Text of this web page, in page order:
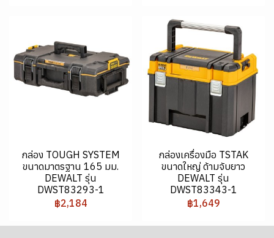
กล่อง TOUGH SYSTEM
ขนาดมาตรฐาน 165 มม.
DEWALT รุ่น
DWST83293-1
฿2,184
กล่องเครื่องมือ TSTAK
ขนาดใหญ่ ด้ามจับยาว
DEWALT รุ่น
DWST83343-1
฿1,649